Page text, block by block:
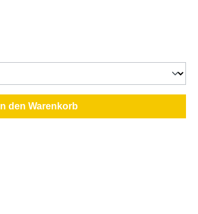
In den Warenkorb